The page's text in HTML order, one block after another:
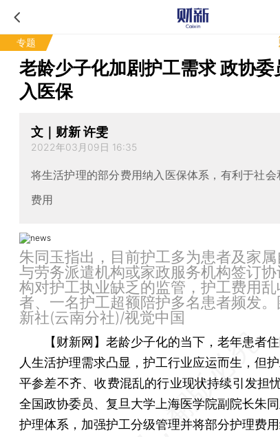
专题
老龄少子化加剧护工需求 政协委
入医保
文｜财新 许雯
2022年03月09日 16:35
将生活护理的部分费用纳入医保体系，有利于社
费用
朱同玉指出，目前护工多为患者及家
与劳务派遣机构或家政服务机构签订
构对护工执业缺乏的监管，护工费用乱
者、一名护工超额陪护多名患者频发
新社(云南分社)/视觉中国
【财新网】 老龄少子化的当下，老年患者
人生活护理需求凸显，护工行业应运而生，但
平参差不齐、收费混乱的行业现状持续引发担忧
全国政协委员、复旦大学上海医学院副院长朱
护理体系，加强护工分级管理并将部分护理费用